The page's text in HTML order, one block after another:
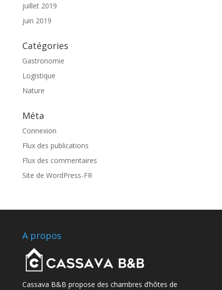
juillet 2019
juin 2019
Catégories
Gastronomie
Logistique
Nature
Méta
Connexion
Flux des publications
Flux des commentaires
Site de WordPress-FR
A propos
Cassava B&B propose des chambres d’hôtes de